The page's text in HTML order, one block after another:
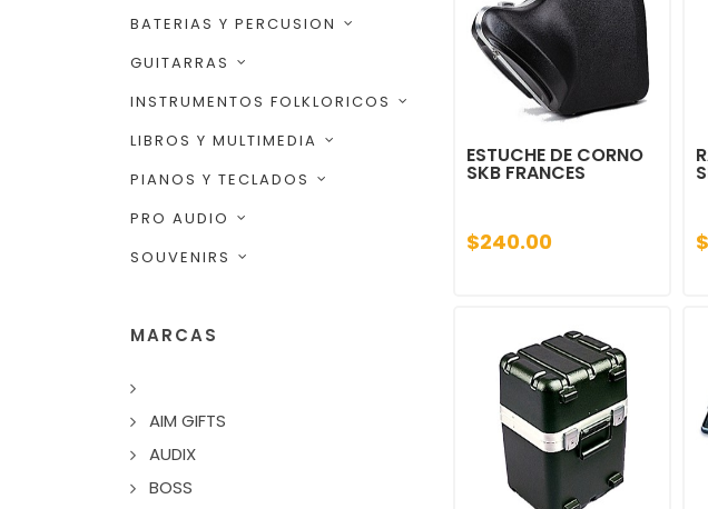
BATERIAS Y PERCUSION
GUITARRAS
INSTRUMENTOS FOLKLORICOS
LIBROS Y MULTIMEDIA
PIANOS Y TECLADOS
PRO AUDIO
SOUVENIRS
MARCAS
AIM GIFTS
AUDIX
BOSS
ESTUCHE DE CORNO
SKB FRANCES
$240.00